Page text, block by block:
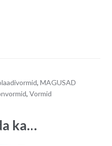
, MAGUSAD
, Vormid
ka…